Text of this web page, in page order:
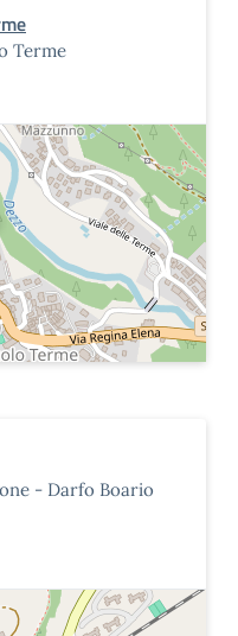
Terme
- Darfo Boario